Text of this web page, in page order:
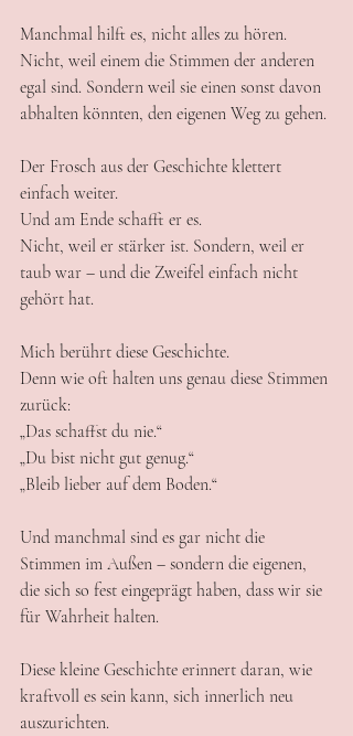
Manchmal hilft es, nicht alles zu hören.
Nicht, weil einem die Stimmen der anderen
egal sind. Sondern weil sie einen sonst davon
abhalten könnten, den eigenen Weg zu gehen.
Der Frosch aus der Geschichte klettert
einfach weiter.
Und am Ende schafft er es.
Nicht, weil er stärker ist. Sondern, weil er
taub war – und die Zweifel einfach nicht
gehört hat.
Mich berührt diese Geschichte.
Denn wie oft halten uns genau diese Stimmen
zurück:
„Das schaffst du nie.“
„Du bist nicht gut genug.“
„Bleib lieber auf dem Boden.“
Und manchmal sind es gar nicht die
Stimmen im Außen – sondern die eigenen,
die sich so fest eingeprägt haben, dass wir sie
für Wahrheit halten.
Diese kleine Geschichte erinnert daran, wie
kraftvoll es sein kann, sich innerlich neu
auszurichten.